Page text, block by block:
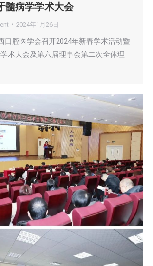
髓病学学术大会
2024年1月26日
口腔医学会召开2024年新春学术活动暨
术大会及第六届理事会第二次全体理